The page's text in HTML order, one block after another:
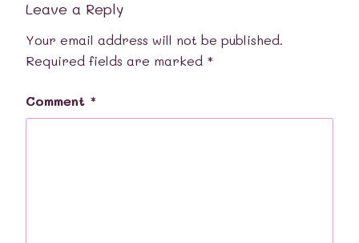
Leave a Reply
Your email address will not be published.
Required fields are marked *
Comment *